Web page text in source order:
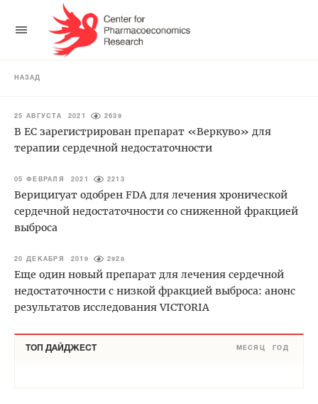
НАЗАД
25 АВГУСТА 2021 2639
В ЕС зарегистрирован препарат «Веркуво» для
терапии сердечной недостаточности
05 ФЕВРАЛЯ 2021 2213
Верицигуат одобрен FDA для лечения хронической
сердечной недостаточности со сниженной фракцией
выброса
20 ДЕКАБРЯ 2019 2928
Еще один новый препарат для лечения сердечной
недостаточности с низкой фракцией выброса: анонс
результатов исследования VICTORIA
ТОП ДАЙДЖЕСТ МЕСЯЦ ГОД